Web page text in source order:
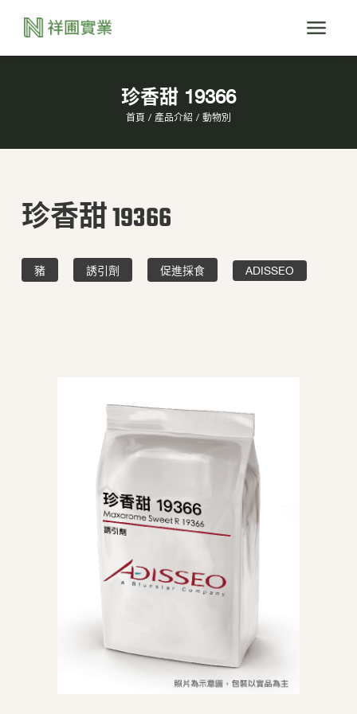
珍香甜 19366
首頁 產品介紹 動物別
珍香甜 19366
豬 誘引劑 促進採食 ADISSEO